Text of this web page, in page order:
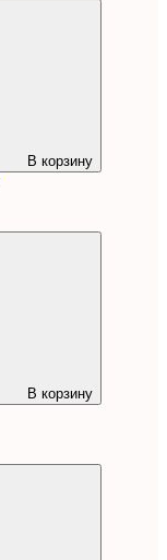
В корзину
В корзину